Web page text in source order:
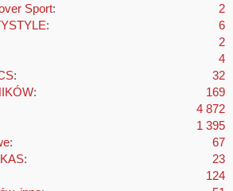
Sport
2
6
2
4
32
169
4 872
1 395
67
23
124